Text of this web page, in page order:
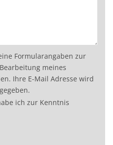
Formularangaben zur
meines
Ihre E-Mail Adresse wird
ich zur Kenntnis